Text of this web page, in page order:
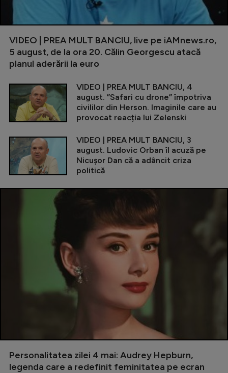
VIDEO | PREA MULT BANCIU, live pe iAMnews.ro,
5 august, de la ora 20. Călin Georgescu atacă
planul aderării la euro
VIDEO | PREA MULT BANCIU, 4
august. ”Safari cu drone” împotriva
civililor din Herson. Imaginile care au
provocat reacția lui Zelenski
VIDEO | PREA MULT BANCIU, 3
august. Ludovic Orban îl acuză pe
Nicușor Dan că a adâncit criza
politică
Personalitatea zilei 4 mai: Audrey Hepburn,
legenda care a redefinit feminitatea pe ecran